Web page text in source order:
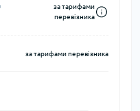
за тарифами
перевізника
за тарифами перевізника